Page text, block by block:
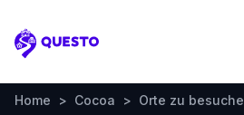
Questo
Home > Cocoa > Orte zu